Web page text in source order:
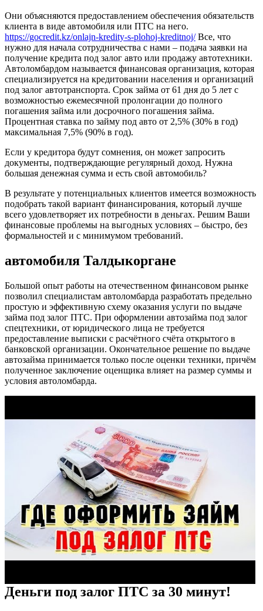
Они объясняются предоставлением обеспечения обязательств
клиента в виде автомобиля или ПТС на него.
https://gocredit.kz/onlajn-kredity-s-plohoj-kreditnoj/Все, что
нужно для начала сотрудничества с нами – подача заявки на
получение кредита под залог авто или продажу автотехники.
Автоломбардом называется финансовая организация, которая
специализируется на кредитовании населения и организаций
под залог автотранспорта. Срок займа от 61 дня до 5 лет с
возможностью ежемесячной пролонгации до полного
погашения займа или досрочного погашения займа.
Процентная ставка по займу под авто от 2,5% (30% в год)
максимальная 7,5% (90% в год).
Если у кредитора будут сомнения, он может запросить
документы, подтверждающие регулярный доход. Нужна
большая денежная сумма и есть свой автомобиль?
В результате у потенциальных клиентов имеется возможность
подобрать такой вариант финансирования, который лучше
всего удовлетворяет их потребности в деньгах. Решим Ваши
финансовые проблемы на выгодных условиях – быстро, без
формальностей и с минимумом требований.
автомобиля Талдыкоргане
Большой опыт работы на отечественном финансовом рынке
позволил специалистам автоломбарда разработать предельно
простую и эффективную схему оказания услуги по выдаче
займа под залог ПТС. При оформлении автозайма под залог
спецтехники, от юридического лица не требуется
предоставление выписки с расчётного счёта открытого в
банковской организации. Окончательное решение по выдаче
автозайма принимается только после оценки техники, причём
полученное заключение оценщика влияет на размер суммы и
условия автоломбарда.
Деньги под залог ПТС за 30 минут!